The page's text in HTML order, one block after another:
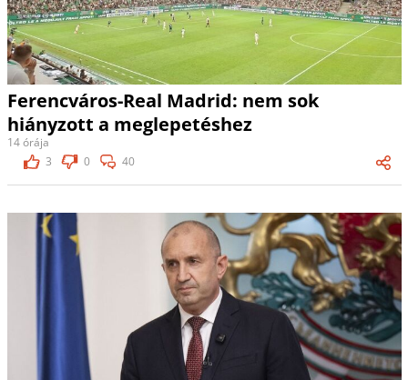
Ferencváros-Real Madrid: nem sok
hiányzott a meglepetéshez
14 órája
3
0 40